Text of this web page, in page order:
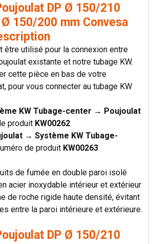
DP Ø 150/210
Ø 150/200 mm Convesa
être utilisé pour la connexion entre
existante et notre tubage KW.
cette pièce en bas de votre
pour vous connecter au tubage KW
KW Tubage-center → Poujoulat
produit KW00262
→ Système KW Tubage-
de produit KW00263
de fumée en double paroi isolé
acier inoxydable intérieur et extérieur
de roche rigide haute densité, évitant
entre la paroi intérieure et extérieure.
DP Ø 150/210